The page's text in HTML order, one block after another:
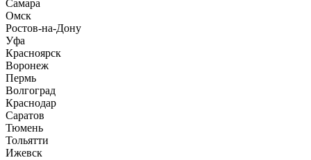
Самара
Омск
Ростов-на-Дону
Уфа
Красноярск
Воронеж
Пермь
Волгоград
Краснодар
Саратов
Тюмень
Тольятти
Ижевск